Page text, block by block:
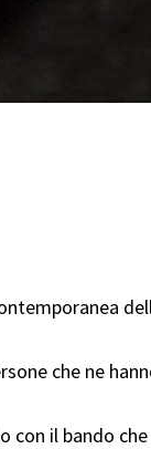
che ne
il bando